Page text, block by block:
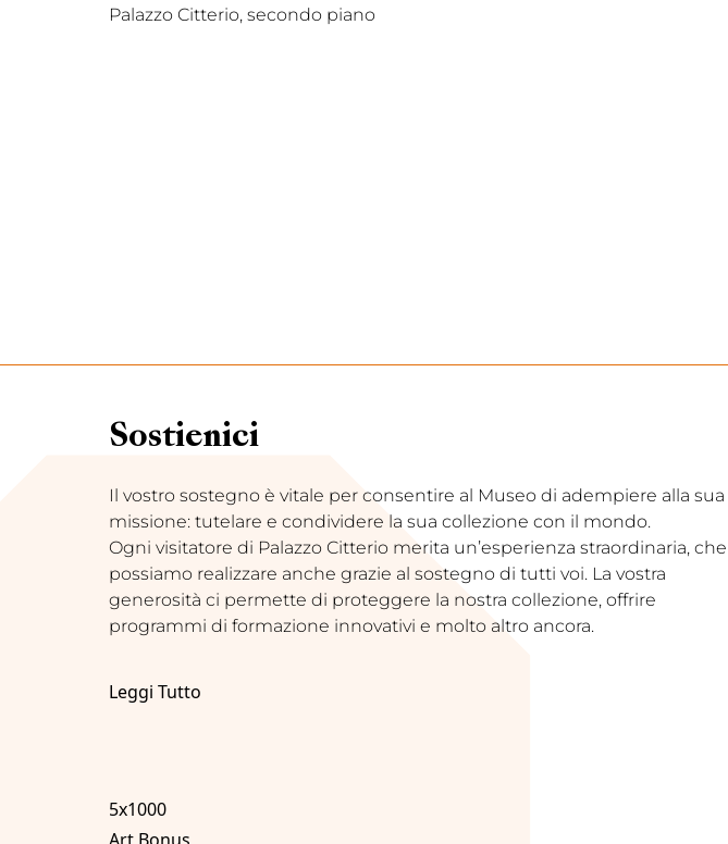
Palazzo Citterio, secondo piano
Sostienici
Il vostro sostegno è vitale per consentire al Museo di adempiere alla sua
missione: tutelare e condividere la sua collezione con il mondo.
Ogni visitatore di Palazzo Citterio merita un’esperienza straordinaria, che
possiamo realizzare anche grazie al sostegno di tutti voi. La vostra
generosità ci permette di proteggere la nostra collezione, offrire
programmi di formazione innovativi e molto altro ancora.
Leggi Tutto
5x1000